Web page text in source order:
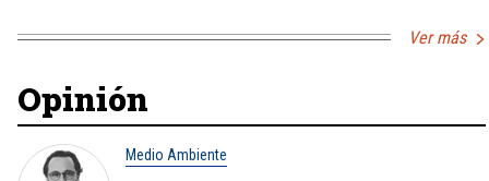
Ver más
Opinión
Medio Ambiente